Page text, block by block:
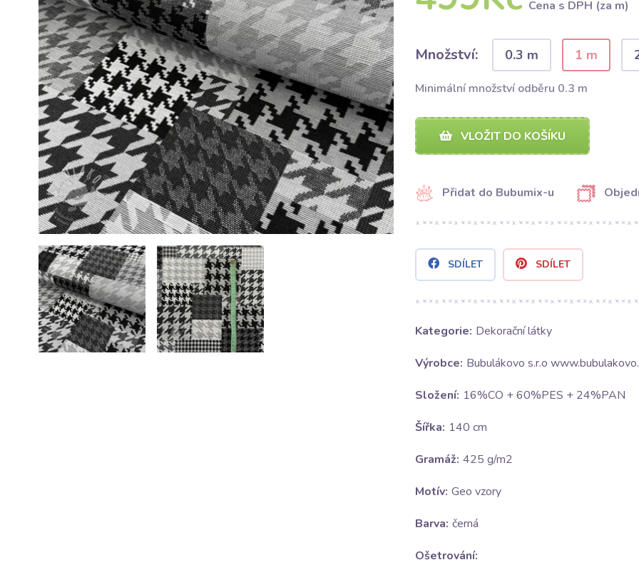
Cena s DPH (za m)
Množství: 0.3 m 1 m
Minimální množství odběru 0.3 m
VLOŽIT DO KOŠÍKU
Přidat do Bubumix-u
SDÍLET SDÍLET
Kategorie: Dekorační látky
Výrobce: Bubulákovo s.r.o
Složení: 16%CO + 60%PES + 24%PAN
Šířka: 140 cm
Gramáž: 425 g/m2
Motív: Geo vzory
Barva: černá
Ošetrování: